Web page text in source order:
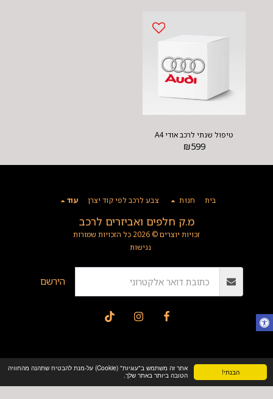
הבנתי!
אתר זה משתמש ב"עוגיות" (Cookie) על-מנת להבטיח שתהנה מהחוויה
הטובה ביותר באתר שלך.
טיפול שנתי לרכב אודי A4
₪599
מ.ק חלפים ואביזרים לרכב
זכויות יוצרים © 2026 כל הזכויות שמורות
נגישות
בית חנות צבע לרכב לפי קוד יצרן עוד
הירשם